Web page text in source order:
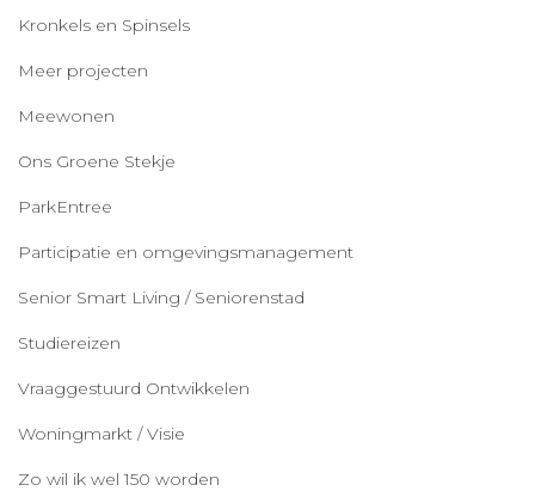
Kronkels en Spinsels
Meer projecten
Meewonen
Ons Groene Stekje
ParkEntree
Participatie en omgevingsmanagement
Senior Smart Living / Seniorenstad
Studiereizen
Vraaggestuurd Ontwikkelen
Woningmarkt / Visie
Zo wil ik wel 150 worden